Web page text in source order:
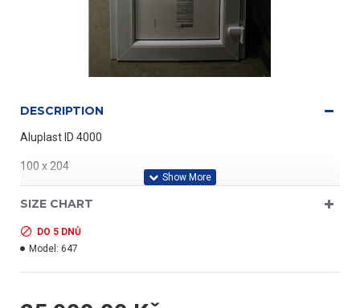
DESCRIPTION
Aluplast ID 4000
100 x 204
- barva bílá/bílá
SIZE CHART
DO 5 DNŮ
Model: 647